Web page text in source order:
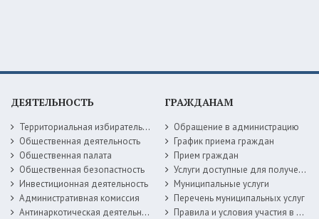
ДЕЯТЕЛЬНОСТЬ
Территориальная избирательная комиссия
Общественная деятельность
Общественная палата
Общественная безопастность
Инвестиционная деятельность
Административная комиссия
Антинаркотическая деятельность
ГРАЖДАНАМ
Обращение в администрацию
График приема граждан
Прием граждан
Услуги доступные для получения в электронной форме
Муниципальные услуги
Перечень муниципальных услуг
Правила и условия участия в жилищных программах